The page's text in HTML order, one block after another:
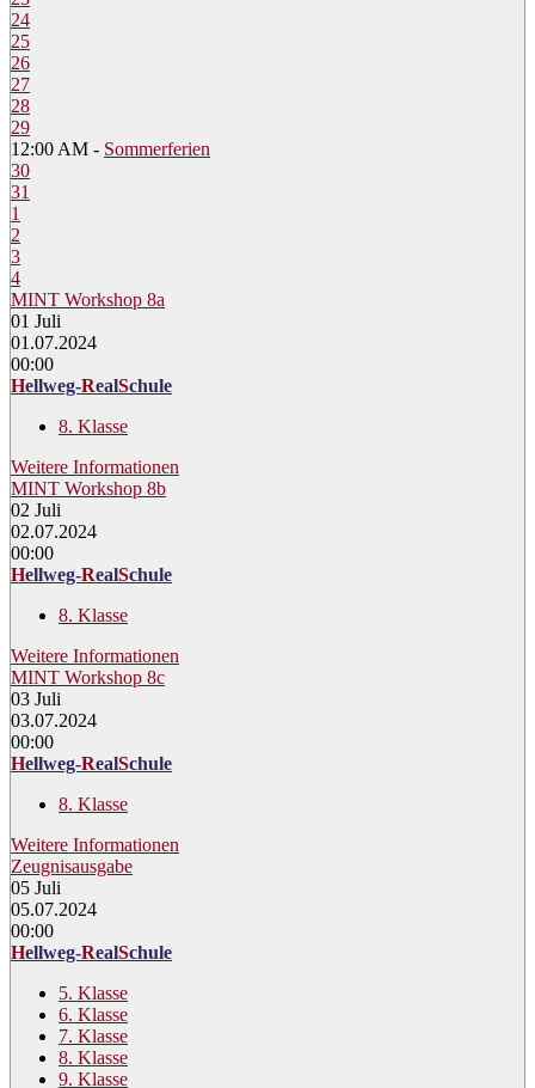
24
25
26
27
28
29
12:00 AM - Sommerferien
30
31
1
2
3
4
MINT Workshop 8a
01 Juli
01.07.2024
00:00
Hellweg-RealSchule
8. Klasse
Weitere Informationen
MINT Workshop 8b
02 Juli
02.07.2024
00:00
Hellweg-RealSchule
8. Klasse
Weitere Informationen
MINT Workshop 8c
03 Juli
03.07.2024
00:00
Hellweg-RealSchule
8. Klasse
Weitere Informationen
Zeugnisausgabe
05 Juli
05.07.2024
00:00
Hellweg-RealSchule
5. Klasse
6. Klasse
7. Klasse
8. Klasse
9. Klasse